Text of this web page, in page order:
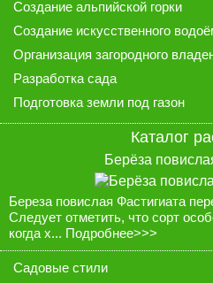
Создание альпийской горки
Создание искусственного
Организация загородного
Разработка сада
Подготовка земли под газон
Каталог
Берёза
Береза повислая Фастигиата
Следует отметить, что сорт
когда х... Подробнее>>>
Садовые стили